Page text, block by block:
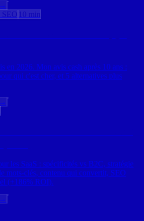
SEO 10 min
en 2026. Mon avis cash après 10 ans :
qui c'est cher, et 5 alternatives plus
les SaaS : spécificités vs B2C, stratégie
mots-clés, contenu qui convertit, SEO
(+186% ROI).